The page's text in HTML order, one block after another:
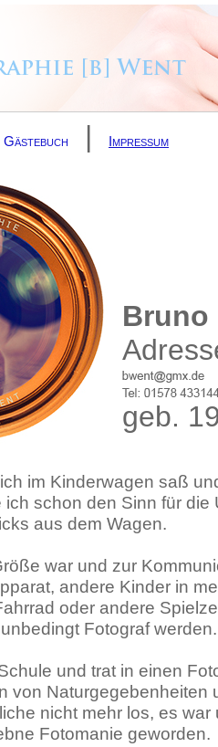
Gästebuch | Impressum
Bruno
geb.
im Kinderwagen saß
schon den Sinn für die
aus dem Wagen.
war und zur
andere Kinder in
oder andere
Fotograf werden.
und trat in einen
von Naturgegebenheiten
nicht mehr los, es war
Fotomanie geworden.